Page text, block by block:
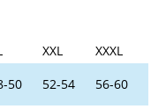
XXL
XXXL
50 52-54 56-60